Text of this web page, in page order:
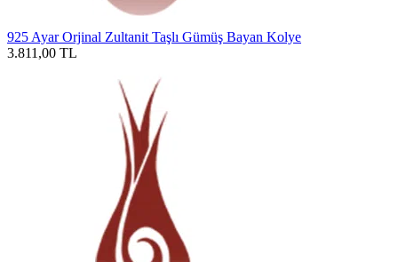
925 Ayar Orjinal Zultanit Taşlı Gümüş Bayan Kolye
3.811,00 TL